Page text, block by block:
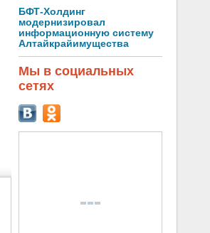
БФТ-Холдинг
модернизировал
информационную систему
Алтайкрайимущества
Мы в социальных
сетях